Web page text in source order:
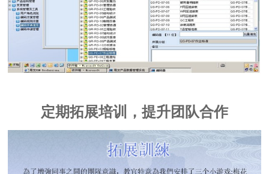
定期拓展培训，提升团队合作